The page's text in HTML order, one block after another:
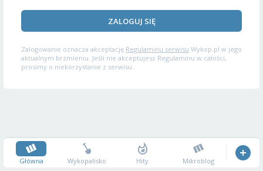
ZALOGUJ SIĘ
Zalogowanie oznacza akceptację Regulaminu serwisu Wykop.pl w jego
aktualnym brzmieniu. Jeśli nie akceptujesz Regulaminu w całości,
prosimy o niekorzystanie z serwisu.
Główna Wykopalisko Hity Mikroblog